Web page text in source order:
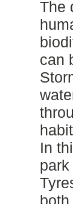
The
can
In